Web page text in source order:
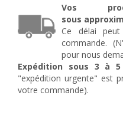
Vos
sous
Ce délai
commande.
pour nous
Expédition sous 3 à
"expédition urgente" est
votre commande).